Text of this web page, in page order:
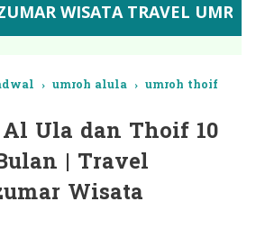
TRAVEL UMROH
› umroh alula › umroh thoif
Ula dan Thoif 10
| Travel
Wisata